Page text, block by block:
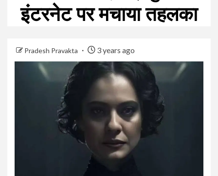
इंटरनेट पर मचाया तहलका
Pradesh Pravakta 3 years ago